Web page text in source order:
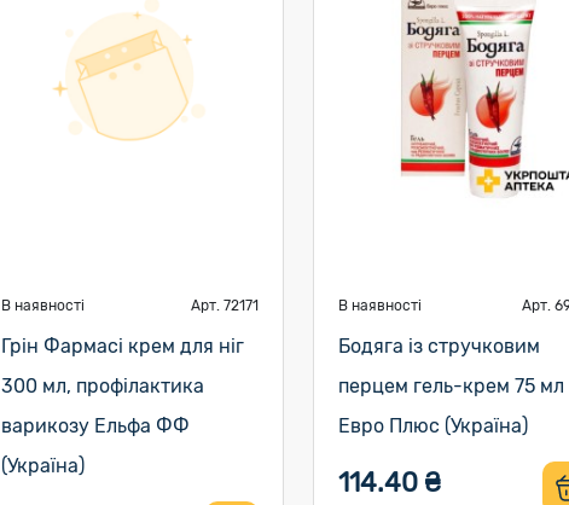
В наявності Арт. 72171
Грін Фармасі крем для ніг
300 мл, профілактика
варикозу Ельфа ФФ
(Україна)
В наявності Арт.
Бодяга із стручковим
перцем гель-крем 75 мл
Евро Плюс (Україна)
114.40 ₴